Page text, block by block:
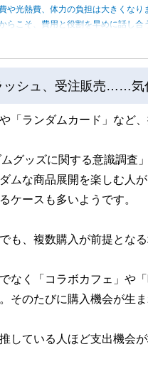
や光熱費、体力の負担は大きくな
らこそ、費用と役割を早めに話し合
ッシュ、受注販売……気
「ランダムカード」など
グッズに関する意識調査
ムな商品展開を楽しむ人
ケースも多いようです。
も、複数購入が前提とな
なく「コラボカフェ」や
そのたびに購入機会が生
している人ほど支出機会